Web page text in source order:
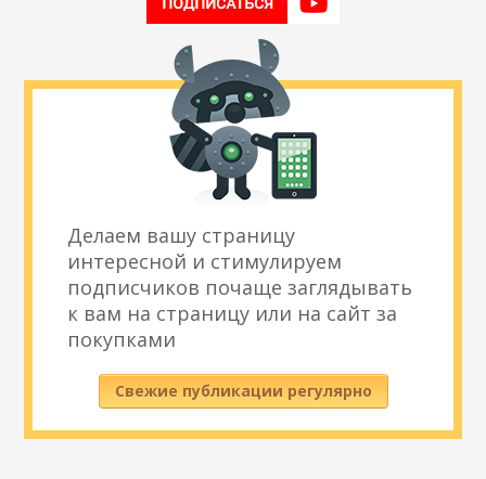
Делаем вашу страницу
интересной и стимулируем
подписчиков почаще заглядывать
к вам на страницу или на сайт за
покупками
Свежие публикации регулярно